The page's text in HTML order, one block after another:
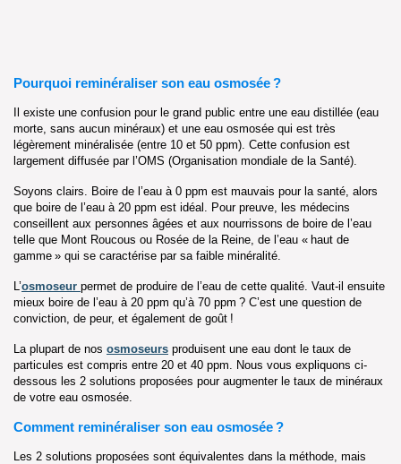
Pourquoi reminéraliser son eau osmosée ?
Il existe une confusion pour le grand public entre une eau distillée (eau
morte, sans aucun minéraux) et une eau osmosée qui est très
légèrement minéralisée (entre 10 et 50 ppm). Cette confusion est
largement diffusée par l’OMS (Organisation mondiale de la Santé).
Soyons clairs. Boire de l’eau à 0 ppm est mauvais pour la santé, alors
que boire de l’eau à 20 ppm est idéal. Pour preuve, les médecins
conseillent aux personnes âgées et aux nourrissons de boire de l’eau
telle que Mont Roucous ou Rosée de la Reine, de l’eau « haut de
gamme » qui se caractérise par sa faible minéralité.
L’osmoseur permet de produire de l’eau de cette qualité. Vaut-il ensuite
mieux boire de l’eau à 20 ppm qu’à 70 ppm ? C’est une question de
conviction, de peur, et également de goût !
La plupart de nos osmoseurs produisent une eau dont le taux de
particules est compris entre 20 et 40 ppm. Nous vous expliquons ci-
dessous les 2 solutions proposées pour augmenter le taux de minéraux
de votre eau osmosée.
Comment reminéraliser son eau osmosée ?
Les 2 solutions proposées sont équivalentes dans la méthode, mais